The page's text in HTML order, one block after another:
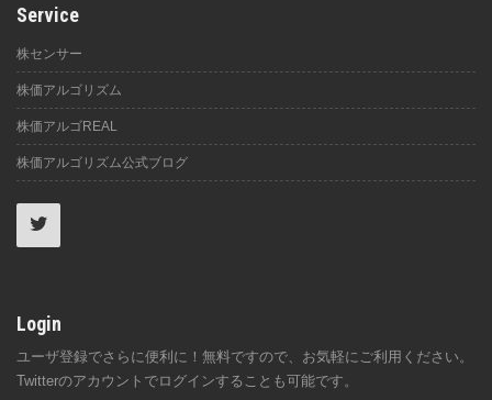
Service
株センサー
株価アルゴリズム
株価アルゴREAL
株価アルゴリズム公式ブログ
Login
ユーザ登録でさらに便利に！無料ですので、お気軽にご利用ください。
Twitterのアカウントでログインすることも可能です。